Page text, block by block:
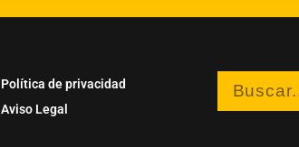
Política de privacidad
Aviso Legal